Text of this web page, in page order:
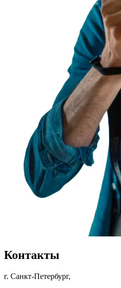
Контакты
г. Санкт-Петербург,